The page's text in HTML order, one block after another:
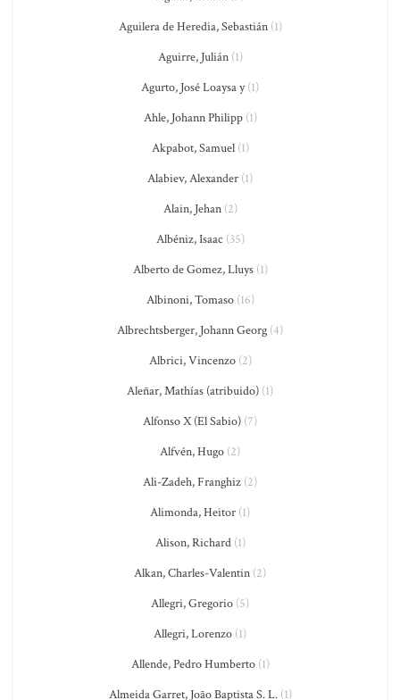
Aguilera de Heredia, Sebastián(1)
Aguirre, Julián(1)
Agurto, José Loaysa y(1)
Ahle, Johann Philipp(1)
Akpabot, Samuel(1)
Alabiev, Alexander (1)
Alain, Jehan(2)
Albéniz, Isaac (35)
Alberto de Gomez, Lluys(1)
Albinoni, Tomaso(16)
Albrechtsberger, Johann Georg (4)
Albrici, Vincenzo(2)
Aleñar, Mathías (atribuido) (1)
Alfonso X (El Sabio) (7)
Alfvén, Hugo (2)
Ali-Zadeh, Franghiz (2)
Alimonda, Heitor (1)
Alison, Richard(1)
Alkan, Charles-Valentin (2)
Allegri, Gregorio (5)
Allegri, Lorenzo (1)
Allende, Pedro Humberto(1)
Almeida Garret, João Baptista S. L.(1)